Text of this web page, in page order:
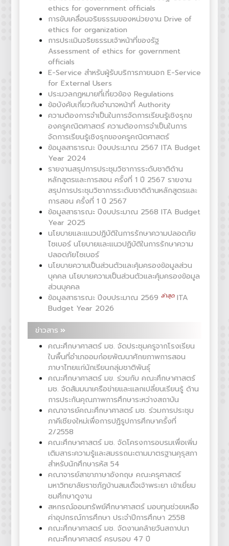
ethics for government officials
การขับเคลื่อนจริยธรรมของหน่วยงาน Drive of
ethics for organization
การประเมินจริยธรรมเจ้าหน้าที่ของรัฐ
Assessment of ethics for government
officials
E-Service สำหรับผู้รับบริการภายนอก E-Service
for External Users
ประมวลกฏหมายที่เกี่ยวข้อง Regulations
ข้อบังคับเกี่ยวกับอำนาจหน้าที่ Authority
ความต้องการจำเป็นในการจัดการเรียนรู้เชิงรุกข
องครูคณิตศาสตร์ ความต้องการจำเป็นในการ
จัดการเรียนรู้เชิงรุกของครูคณิตศาสตร์
ข้อมูลสาธารณะ ปีงบประมาณ 2567 ITA Budget
Year 2024
รายงานสรุปการประชุมวิชาการระดับชาติด้าน
หลักสูตรและการสอน ครั้งที่ 1 ปี 2567 รายงาน
สรุปการประชุมวิชาการระดับชาติด้านหลักสูตรและ
การสอน ครั้งที่ 1 ปี 2567
ข้อมูลสาธารณะ ปีงบประมาณ 2568 ITA Budget
Year 2025
นโยบายและแนวปฏิบัติในการรักษาความปลอดภัย
ไซเบอร์ นโยบายและแนวปฏิบัติในการรักษาความ
ปลอดภัยไซเบอร์
นโยบายความเป็นส่วนตัวและคุ้มครองข้อมูลส่วน
บุคคล นโยบายความเป็นส่วนตัวและคุ้มครองข้อมูล
ส่วนบุคคล
ข้อมูลสาธารณะ ปีงบประมาณ 2569
ITA
Budget Year 2026
ข่าวสาร
คณะศึกษาศาสตร์ มช. จัดประชุมครูจากโรงเรียน
ในพื้นที่อำเภออมก๋อยพัฒนาศักยภาพการสอน
ภาษาไทยแก่นักเรียนกลุ่มชาติพันธุ์
คณะศึกษาศาสตร์ มข. ร่วมกับ คณะศึกษาศาสตร์
มช. จัดสัมมนาเครือข่ายและแลกเปลี่ยนเรียนรู้ ด้าน
การประกันคุณภาพการศึกษาระหว่างสถาบัน
คณาจารย์คณะศึกษาศาสตร์ มช. ร่วมการประชุม
ภาคีเชียงใหม่เพื่อการปฏิรูปการศึกษาครั้งที่
2/2558
คณะศึกษาศาสตร์ มช. จัดโครงการอบรมเพื่อเพิ่ม
เติมสาระความรู้และสมรรถนะตามมาตรฐานคุรุสภา
สำหรับนักศึกษารหัส 54
คณาจารย์สาขาภาษาอังกฤษ คณะครุศาสตร์
มหาวิทยาลัยราชภัฏบ้านสมเด็จเจ้าพระยา เข้าเยี่ยม
ชมศึกษาดูงาน
สหกรณ์ออมทรัพย์ศึกษาศาสตร์ มอบทุนช่วยเหลือ
ค่าอุปกรณ์การศึกษา ประจำปีการศึกษา 2558
คณะศึกษาศาสตร์ มช. จัดงานคล้ายวันสถาปนา
คณะศึกษาศาสตร์ ครบรอบ 47 ปี